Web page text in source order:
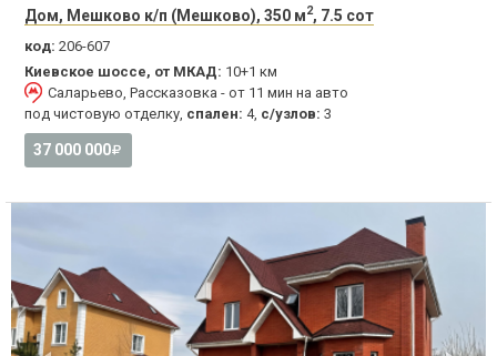
Дом, Мешково к/п (Мешково), 350 м2, 7.5 сот
код: 206-607
Киевское шоссе, от МКАД: 10+1 км
Саларьево, Рассказовка - от 11 мин на авто
под чистовую отделку, спален: 4, с/узлов: 3
37 000 000